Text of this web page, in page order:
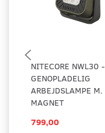
NITECORE NWL30 -
GENOPLADELIG
ARBEJDSLAMPE M.
MAGNET
799,00